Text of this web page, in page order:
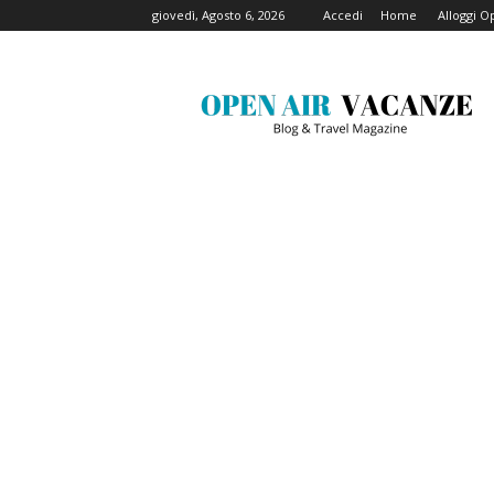
giovedì, Agosto 6, 2026 Accedi Home Alloggi
Air
Vacanze